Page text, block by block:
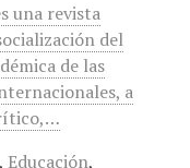
una revista
del
de las
a
Educación,